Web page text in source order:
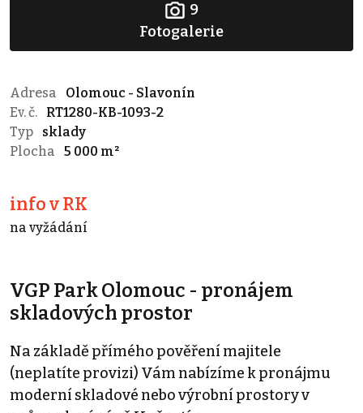
9
Fotogalerie
Adresa
Olomouc - Slavonín
Ev. č.
RT1280-KB-1093-2
Typ
sklady
Plocha
5 000 m²
info v RK
na vyžádání
VGP Park Olomouc - pronájem
skladových prostor
Na základě přímého pověření majitele
(neplatíte provizi) Vám nabízíme k pronájmu
moderní skladové nebo výrobní prostory v